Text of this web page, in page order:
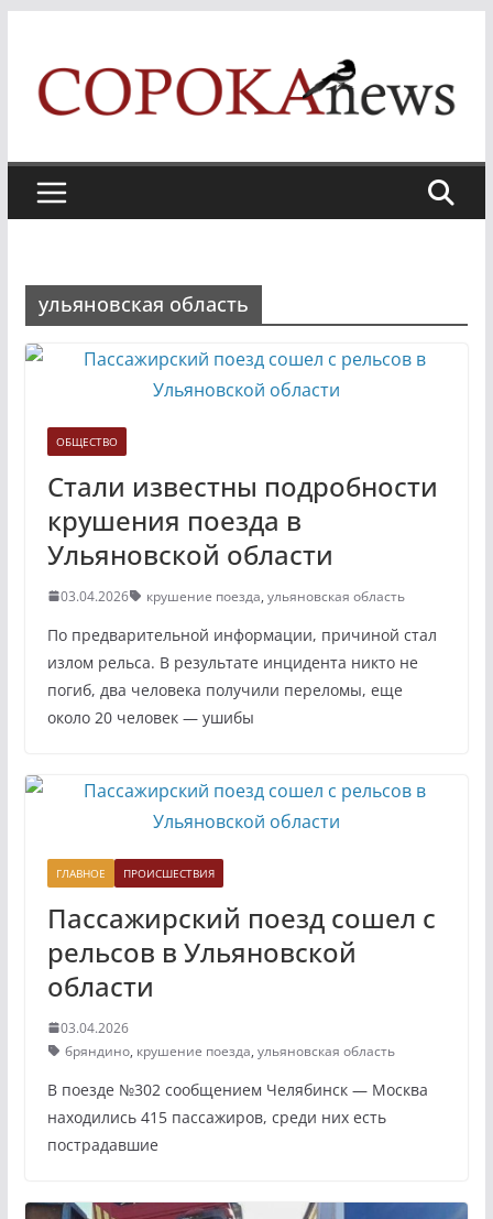
content
ульяновская область
ОБЩЕСТВО
Стали известны подробности
крушения поезда в
Ульяновской области
03.04.2026 крушение поезда, ульяновская область
По предварительной информации, причиной стал
излом рельса. В результате инцидента никто не
погиб, два человека получили переломы, еще
около 20 человек — ушибы
ГЛАВНОЕ ПРОИСШЕСТВИЯ
Пассажирский поезд сошел с
рельсов в Ульяновской
области
03.04.2026
бряндино, крушение поезда, ульяновская область
В поезде №302 сообщением Челябинск — Москва
находились 415 пассажиров, среди них есть
пострадавшие